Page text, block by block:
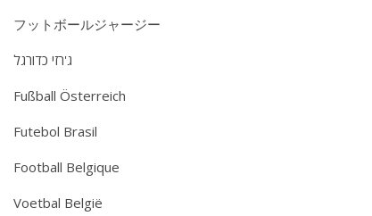
フットボールジャージー
ג'רזי כדורגל
Fußball Österreich
Futebol Brasil
Football Belgique
Voetbal België